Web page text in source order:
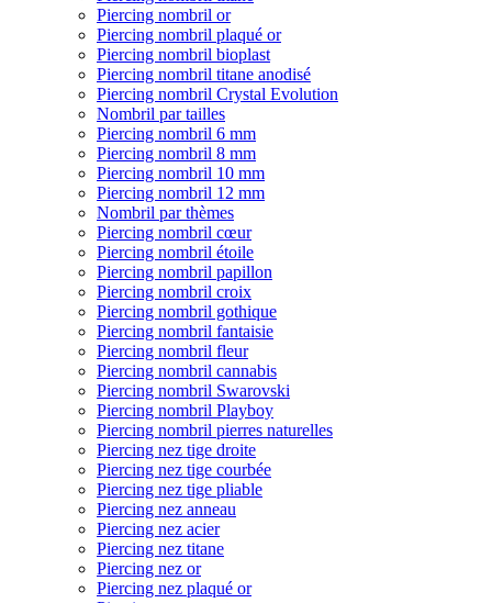
Piercing nombril or
Piercing nombril plaqué or
Piercing nombril bioplast
Piercing nombril titane anodisé
Piercing nombril Crystal Evolution
Nombril par tailles
Piercing nombril 6 mm
Piercing nombril 8 mm
Piercing nombril 10 mm
Piercing nombril 12 mm
Nombril par thèmes
Piercing nombril cœur
Piercing nombril étoile
Piercing nombril papillon
Piercing nombril croix
Piercing nombril gothique
Piercing nombril fantaisie
Piercing nombril fleur
Piercing nombril cannabis
Piercing nombril Swarovski
Piercing nombril Playboy
Piercing nombril pierres naturelles
Piercing nez tige droite
Piercing nez tige courbée
Piercing nez tige pliable
Piercing nez anneau
Piercing nez acier
Piercing nez titane
Piercing nez or
Piercing nez plaqué or